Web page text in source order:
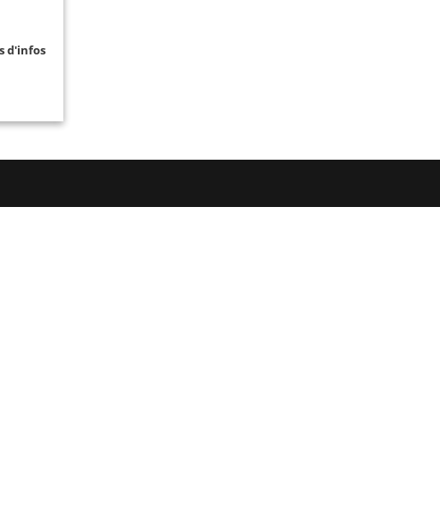
d'infos